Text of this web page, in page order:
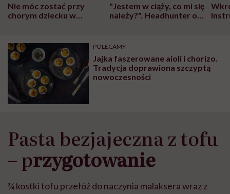
Nie móc zostać przy
chorym dziecku w
może chyba tylko
głupota i brak
wyobraźni"
"Jestem w ciąży, co mi się
należy?". Headhunter o
pracy
POLECAMY
Jajka faszerowane aioli i chorizo.
Tradycja doprawiona szczyptą
nowoczesności
Pasta bezjajeczna z tofu
– przygotowanie
¾ kostki tofu przełóż do naczynia malaksera wraz z